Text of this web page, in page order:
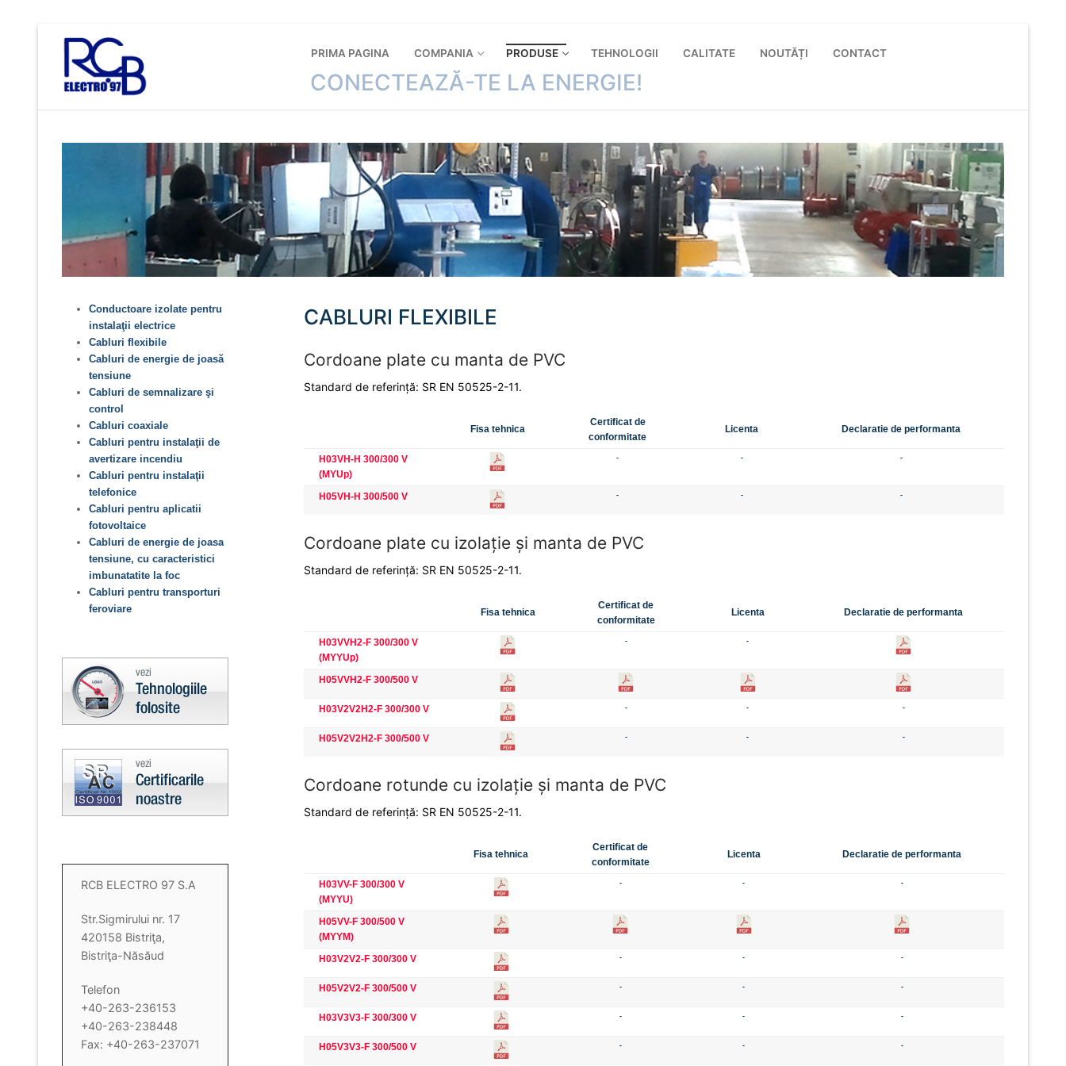
conținut
PRIMA PAGINA COMPANIA PRODUSE TEHNOLOGII CALITATE NOUTĂȚI CONTACT
CONECTEAZĂ-TE LA ENERGIE!
Conductoare izolate pentru
instalaţii electrice
Cabluri flexibile
Cabluri de energie de joasă
tensiune
Cabluri de semnalizare şi
control
Cabluri coaxiale
Cabluri pentru instalaţii de
avertizare incendiu
Cabluri pentru instalaţii
telefonice
Cabluri pentru aplicatii
fotovoltaice
Cabluri de energie de joasa
tensiune, cu caracteristici
imbunatatite la foc
Cabluri pentru transporturi
feroviare
RCB ELECTRO 97 S.A
Str.Sigmirului nr. 17
420158 Bistriţa,
Bistriţa-Năsăud
Telefon
+40-263-236153
+40-263-238448
Fax: +40-263-237071
CABLURI FLEXIBILE
Cordoane plate cu manta de PVC
Standard de referinţă: SR EN 50525-2-11.
Fisa tehnica
Certificat de
conformitate
Licenta Declaratie de performanta
H03VH-H 300/300 V
(MYUp)
- - -
H05VH-H 300/500 V - - -
Cordoane plate cu izolaţie şi manta de PVC
Standard de referinţă: SR EN 50525-2-11.
Fisa tehnica
Certificat de
conformitate
Licenta Declaratie de performanta
H03VVH2-F 300/300 V
(MYYUp)
- -
H05VVH2-F 300/500 V
H03V2V2H2-F 300/300 V - - -
H05V2V2H2-F 300/500 V - - -
Cordoane rotunde cu izolaţie şi manta de PVC
Standard de referinţă: SR EN 50525-2-11.
Fisa tehnica
Certificat de
conformitate
Licenta Declaratie de performanta
H03VV-F 300/300 V
(MYYU)
- - -
H05VV-F 300/500 V
(MYYM)
H03V2V2-F 300/300 V
- - -
H05V2V2-F 300/500 V - - -
H03V3V3-F 300/300 V - - -
H05V3V3-F 300/500 V - - -